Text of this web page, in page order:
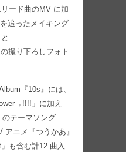
ード曲のMV に加
追ったメイキング
撮り下ろしフォト
『10s』には、
」に加え
テーマソング
アニメ『つうかあ』
も含む計12 曲⼊